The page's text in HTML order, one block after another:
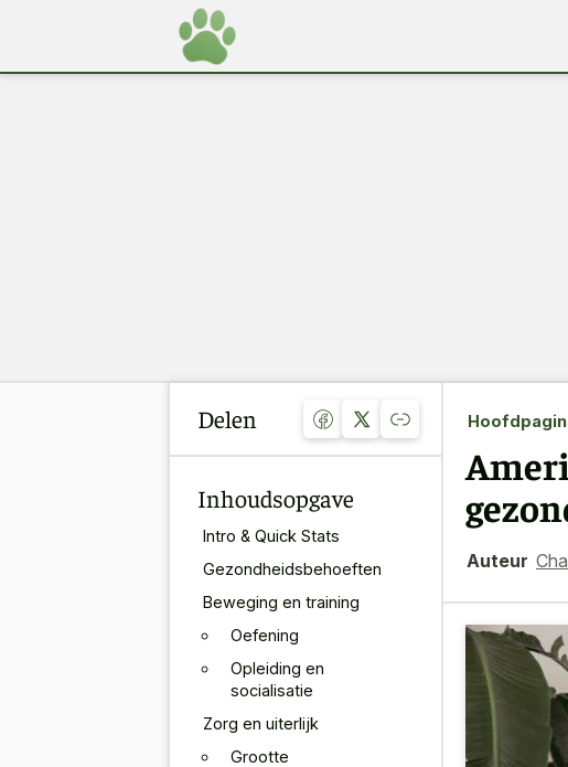
Delen
Inhoudsopgave
Intro & Quick Stats
Gezondheidsbehoeften
Beweging en training
Oefening
Opleiding en
socialisatie
Zorg en uiterlijk
Grootte
Auteur